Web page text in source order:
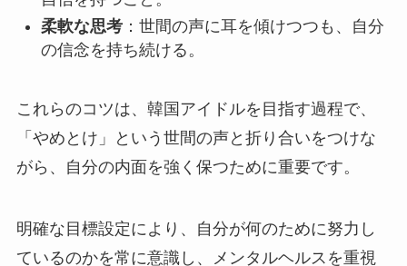
柔軟な思考：世間の声に耳を傾けつつも、自分
の信念を持ち続ける。
これらのコツは、韓国アイドルを目指す過程で、
「やめとけ」という世間の声と折り合いをつけな
がら、自分の内面を強く保つために重要です。
明確な目標設定により、自分が何のために努力し
ているのかを常に意識し、メンタルヘルスを重視